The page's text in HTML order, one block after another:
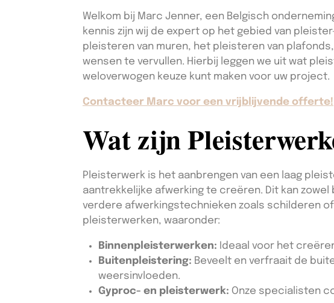
Welkom bij Marc Jenner, een Belgisch
kennis zijn wij de expert op het gebied van
pleisteren van muren, het pleisteren van
wensen te vervullen. Hierbij leggen we uit wat
weloverwogen keuze kunt maken voor uw project.
Contacteer Marc voor een vrijblijvende offerte!
Wat zijn
Pleisterwerk is het aanbrengen van een laag
aantrekkelijke afwerking te creëren. Dit kan
verdere afwerkingstechnieken zoals schilderen
pleisterwerken, waaronder:
Binnenpleisterwerken: Ideaal voor het
Buitenpleistering: Beveelt en verfraait de
weersinvloeden.
Gyproc- en pleisterwerk: Onze specialisten